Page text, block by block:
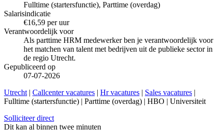
Fulltime (startersfunctie), Parttime (overdag)
Salarisindicatie
€16,59 per uur
Verantwoordelijk voor
Als parttime HRM medewerker ben je verantwoordelijk voor
het matchen van talent met bedrijven uit de publieke sector in
de regio Utrecht.
Gepubliceerd op
07-07-2026
Utrecht | Callcenter vacatures | Hr vacatures | Sales vacatures |
Fulltime (startersfunctie) | Parttime (overdag) | HBO | Universiteit
Solliciteer direct
Dit kan al binnen twee minuten